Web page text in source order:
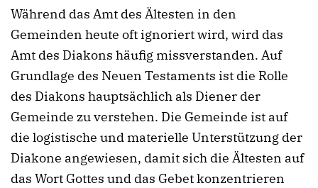
Während das Amt des Ältesten in den
Gemeinden heute oft ignoriert wird, wird das
Amt des Diakons häufig missverstanden. Auf
Grundlage des Neuen Testaments ist die Rolle
des Diakons hauptsächlich als Diener der
Gemeinde zu verstehen. Die Gemeinde ist auf
die logistische und materielle Unterstützung der
Diakone angewiesen, damit sich die Ältesten auf
das Wort Gottes und das Gebet konzentrieren